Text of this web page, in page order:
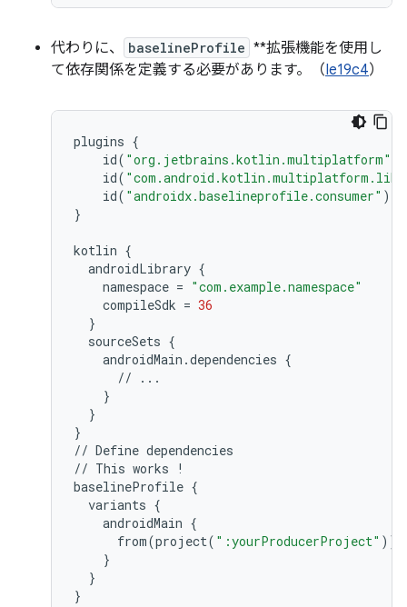
代わりに、 baselineProfile **拡張機能を使用し
て依存関係を定義する必要があります。（Ie19c4）
plugins {
id( "org.jetbrains.kotlin.multiplatform"
id(
id( "androidx.baselineprofile.consumer" )
}
kotlin {
androidLibrary {
namespace = "com.example.namespace"
compileSdk = 36
}
sourceSets {
androidMain .dependencies {
//
...
}
}
}
// Define dependencies
// This works
!
baselineProfile {
variants {
androidMain {
from(project( ":yourProducerProject" ))
}
}
}